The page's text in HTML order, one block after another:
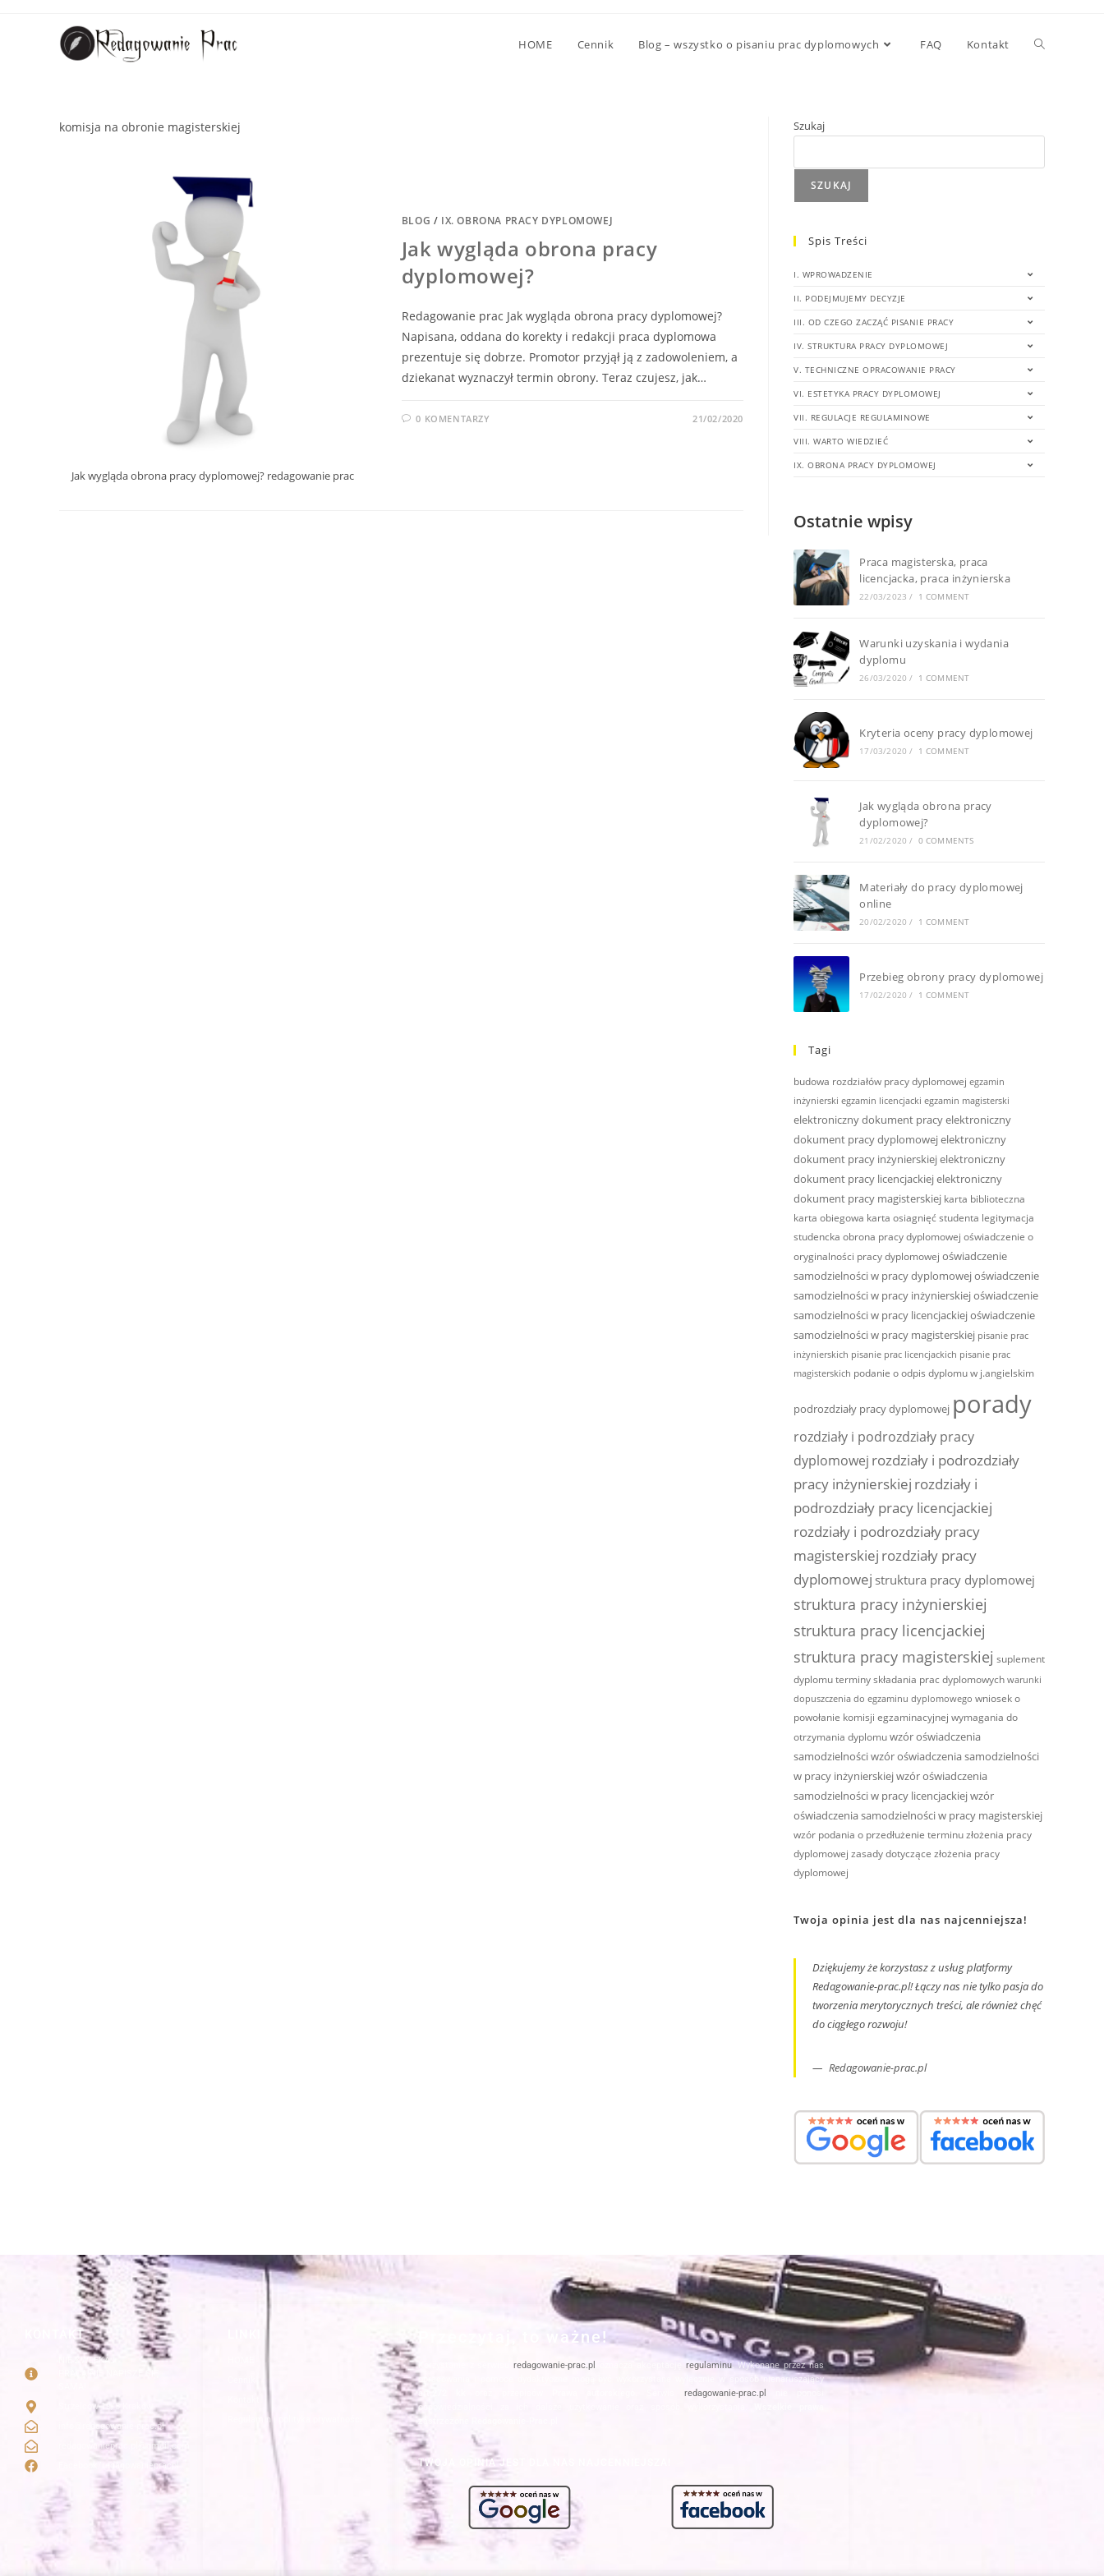
HOME Cennik Blog – wszystko o pisaniu prac dyplomowych FAQ Kontakt
komisja na obronie magisterskiej
Jak wygląda obrona pracy dyplomowej? redagowanie prac
BLOG / IX. OBRONA PRACY DYPLOMOWEJ
Jak wygląda obrona pracy
dyplomowej?
Redagowanie prac Jak wygląda obrona pracy dyplomowej?
Napisana, oddana do korekty i redakcji praca dyplomowa
prezentuje się dobrze. Promotor przyjął ją z zadowoleniem, a
dziekanat wyznaczył termin obrony. Teraz czujesz, jak…
0 KOMENTARZY 21/02/2020
Szukaj
SZUKAJ
Spis Treści
I. WPROWADZENIE
II. PODEJMUJEMY DECYZJE
III. OD CZEGO ZACZĄĆ PISANIE PRACY
IV. STRUKTURA PRACY DYPLOMOWEJ
V. TECHNICZNE OPRACOWANIE PRACY
VI. ESTETYKA PRACY DYPLOMOWEJ
VII. REGULACJE REGULAMINOWE
VIII. WARTO WIEDZIEĆ
IX. OBRONA PRACY DYPLOMOWEJ
Ostatnie wpisy
Praca magisterska, praca
licencjacka, praca inżynierska
22/03/2023 / 1 COMMENT
Warunki uzyskania i wydania
dyplomu
26/03/2020 / 1 COMMENT
Kryteria oceny pracy dyplomowej
17/03/2020 / 1 COMMENT
Jak wygląda obrona pracy
dyplomowej?
21/02/2020 / 0 COMMENTS
Materiały do pracy dyplomowej
online
20/02/2020 / 1 COMMENT
Przebieg obrony pracy dyplomowej
17/02/2020 / 1 COMMENT
Tagi
budowa rozdziałów pracy dyplomowej egzamin
inżynierski egzamin licencjacki egzamin magisterski
elektroniczny dokument pracyelektroniczny
dokument pracy dyplomowejelektroniczny
dokument pracy inżynierskiejelektroniczny
dokument pracy licencjackiejelektroniczny
dokument pracy magisterskiej karta biblioteczna
karta obiegowa karta osiagnięć studenta legitymacja
studencka obrona pracy dyplomowej oświadczenie o
oryginalności pracy dyplomowej oświadczenie
samodzielności w pracy dyplomowejoświadczenie
samodzielności w pracy inżynierskiejoświadczenie
samodzielności w pracy licencjackiejoświadczenie
samodzielności w pracy magisterskiej pisanie prac
inżynierskich pisanie prac licencjackich pisanie prac
magisterskich podanie o odpis dyplomu w j.angielskim
podrozdziały pracy dyplomowej porady
rozdziały i podrozdziały pracy
dyplomowej rozdziały i podrozdziały
pracy inżynierskiej rozdziały i
podrozdziały pracy licencjackiej
rozdziały i podrozdziały pracy
magisterskiej rozdziały pracy
dyplomowej struktura pracy dyplomowej
struktura pracy inżynierskiej
struktura pracy licencjackiej
struktura pracy magisterskiej suplement
dyplomuterminy składania prac dyplomowych warunki
dopuszczenia do egzaminu dyplomowego wniosek o
powołanie komisji egzaminacyjnej wymagania do
otrzymania dyplomuwzór oświadczenia
samodzielnościwzór oświadczenia samodzielności
w pracy inżynierskiejwzór oświadczenia
samodzielności w pracy licencjackiejwzór
oświadczenia samodzielności w pracy magisterskiej
wzór podania o przedłużenie terminu złożenia pracy
dyplomowej zasady dotyczące złożenia pracy
dyplomowej
Twoja opinia jest dla nas najcenniejsza!
Dziękujemy że korzystasz z usług platformy
Redagowanie-prac.pl! Łączy nas nie tylko pasja do
tworzenia merytorycznych treści, ale również chęć
do ciągłego rozwoju!
Redagowanie-prac.pl
KONTAKT
NIE ZWLEKAJ
Strzelców 19/5 Kraków
info@redagowanie-prac.pl
redagowanieprac.pl@gmail.com
Facebook/redagowaniepracpl
Regulamin i polityka prywatności
Przeczytaj, to ważne!
Korzystanie z serwisuredagowanie-prac.pl regulaminu. Wykonane przez nas
opracowania i pomoce dydaktyczne mogą być wykorzystane wyłącznie w sposób nienaruszający
redagowanie-prac.pl
odpowiedzialności za ich dalsze użytkowanie oraz sposób wykorzystania.
TWOJA OPINIA JEST DLA NAS NAJCENNIEJSZA!